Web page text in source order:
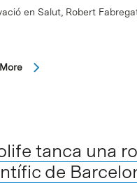
en Salut, Robert
tanca una
de